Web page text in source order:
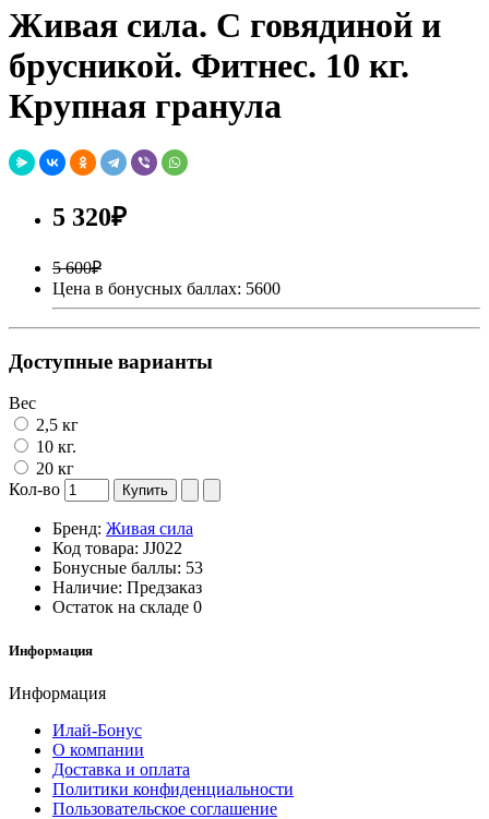
Живая сила. С говядиной и
брусникой. Фитнес. 10 кг.
Крупная гранула
5 320₽
5 600₽
Цена в бонусных баллах: 5600
Доступные варианты
Вес
2,5 кг
10 кг.
20 кг
Кол-во
Купить
Бренд: Живая сила
Код товара: JJ022
Бонусные баллы: 53
Наличие: Предзаказ
Остаток на складе 0
Информация
Информация
Илай-Бонус
О компании
Доставка и оплата
Политики конфиденциальности
Пользовательское соглашение